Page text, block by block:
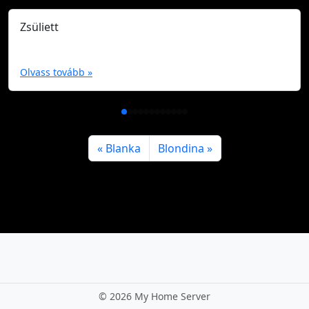
Zsüliett
Olvass tovább »
Blanka Blondina
© 2026 My Home Server